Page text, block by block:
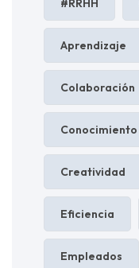
#RRHH
Aprendizaje
Colaboración
Conocimiento
Creatividad
Eficiencia
Empleados